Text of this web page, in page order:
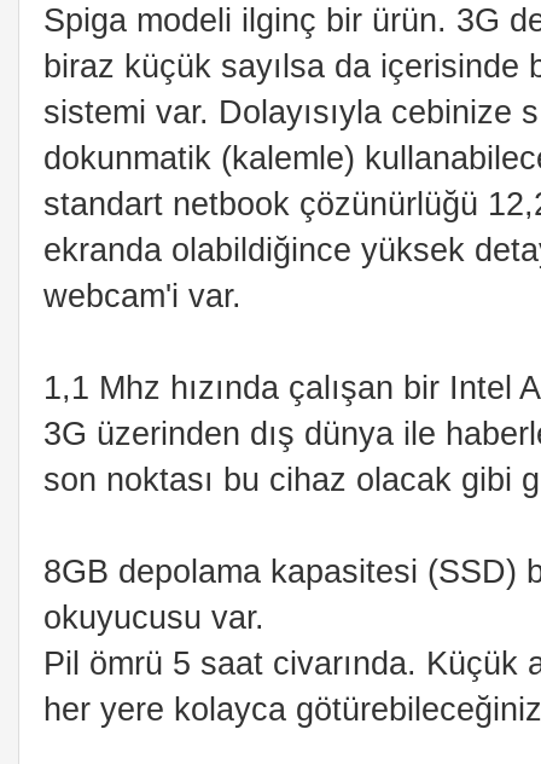
Spiga modeli ilginç bir ürün. 3G
biraz küçük sayılsa da içerisinde
sistemi var. Dolayısıyla cebinize
dokunmatik (kalemle)
standart netbook çözünürlüğü
ekranda olabildiğince yüksek
webcam'i var.
1,1 Mhz hızında çalışan bir
3G üzerinden dış dünya ile
son noktası bu cihaz olacak gibi
8GB depolama kapasitesi (SSD)
okuyucusu var.
Pil ömrü 5 saat civarında. Küçük
her yere kolayca